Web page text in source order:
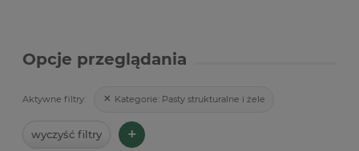
Opcje przeglądania
Aktywne filtry: Kategorie: Pasty strukturalne i żele
wyczyść filtry +